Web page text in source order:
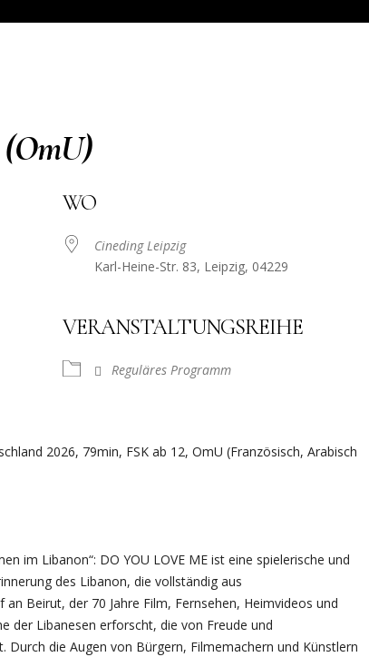
WO
Cineding Leipzig
Karl-Heine-Str. 83, Leipzig, 04229
VERANSTALTUNGSREIHE
Reguläres Programm
2026, 79min, FSK ab 12, OmU (Französisch, Arabisch
im Libanon“: DO YOU LOVE ME ist eine spielerische und
des Libanon, die vollständig aus
Beirut, der 70 Jahre Film, Fernsehen, Heimvideos und
der Libanesen erforscht, die von Freude und
die Augen von Bürgern, Filmemachern und Künstlern